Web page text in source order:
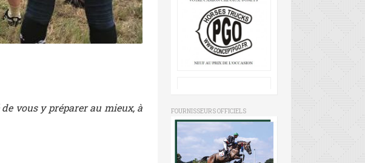
vous y préparer au mieux, à
FOURNISSEURS OFFICIELS